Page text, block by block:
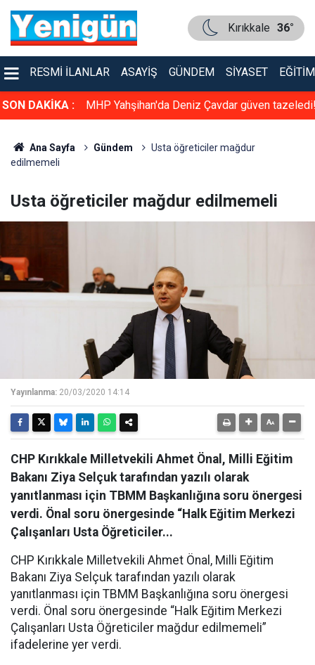
Kırıkkale 36°
RESMI İLANLAR ASAYIŞ GÜNDEM SIYASET EĞITIM
SON DAKİKA :
Resm MHP Yahşihan'da Deniz Çavdar güven
Ana Sayfa Gündem
Usta öğreticiler mağdur
edilmemeli
Usta öğreticiler mağdur edilmemeli
Yayınlanma: 20/03/2020 14:14
CHP Kırıkkale Milletvekili Ahmet Önal, Milli Eğitim
Bakanı Ziya Selçuk tarafından yazılı olarak
yanıtlanması için TBMM Başkanlığına soru önergesi
verdi. Önal soru önergesinde “Halk Eğitim Merkezi
Çalışanları Usta Öğreticiler...
CHP Kırıkkale Milletvekili Ahmet Önal, Milli Eğitim
Bakanı Ziya Selçuk tarafından yazılı olarak
yanıtlanması için TBMM Başkanlığına soru önergesi
verdi. Önal soru önergesinde “Halk Eğitim Merkezi
Çalışanları Usta Öğreticiler mağdur edilmemeli”
ifadelerine yer verdi.